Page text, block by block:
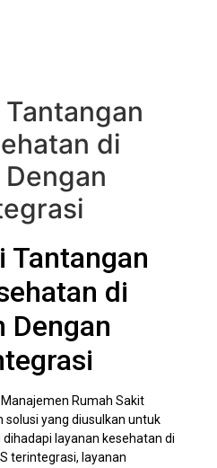
di
Tantangan
di
Dengan
Rumah Sakit
solusi yang diusulkan untuk
layanan kesehatan di
terintegrasi, layanan